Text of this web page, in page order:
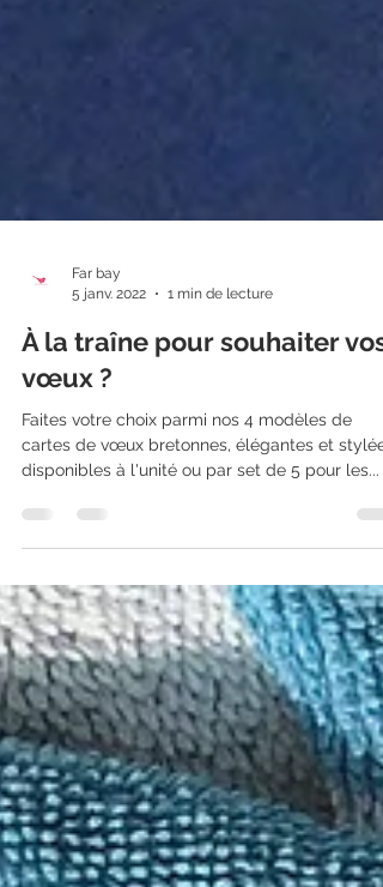
5 janv. 2022
1 min de lecture
À la traîne pour souhaiter vos
vœux ?
Faites votre choix parmi nos 4 modèles de
disponibles à l'unité ou par set de 5 pour les...